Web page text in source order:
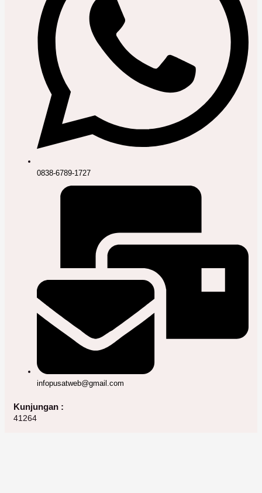
0838-6789-1727
infopusatweb@gmail.com
Kunjungan :
41264